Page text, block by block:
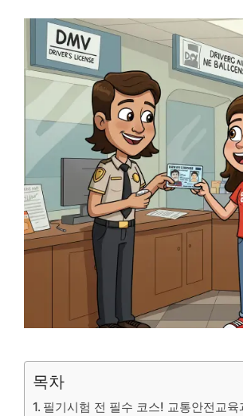
목차
필기시험 전 필수 코스! 교통안전교육